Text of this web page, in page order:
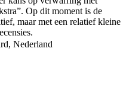
Op dit moment is de
maar met een relatief kleine
Nederland